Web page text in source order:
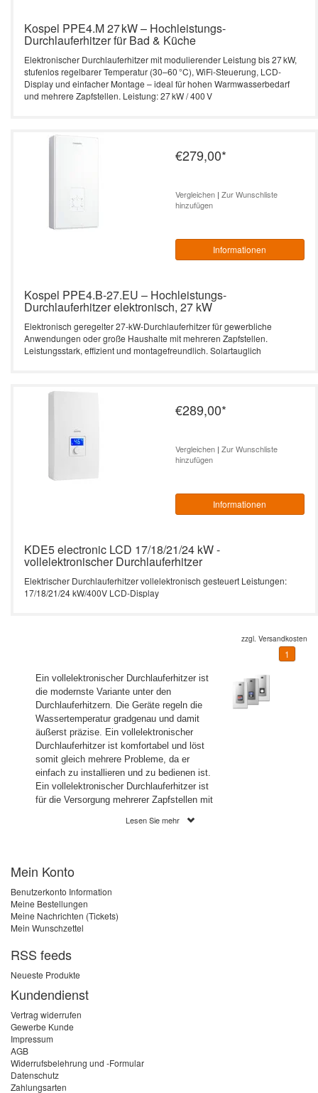
Kospel PPE4.M 27 kW – Hochleistungs-
Durchlauferhitzer für Bad & Küche
Elektronischer Durchlauferhitzer mit modulierender Leistung bis 27 kW,
stufenlos regelbarer Temperatur (30–60 °C), WiFi-Steuerung, LCD-
Display und einfacher Montage – ideal für hohen Warmwasserbedarf
und mehrere Zapfstellen. Leistung: 27 kW / 400 V
€279,00*
Vergleichen| Zur Wunschliste
hinzufügen
Informationen
Kospel PPE4.B-27.EU – Hochleistungs-
Durchlauferhitzer elektronisch, 27 kW
Elektronisch geregelter 27-kW-Durchlauferhitzer für gewerbliche
Anwendungen oder große Haushalte mit mehreren Zapfstellen.
Leistungsstark, effizient und montagefreundlich. Solartauglich
€289,00*
Vergleichen| Zur Wunschliste
hinzufügen
Informationen
KDE5 electronic LCD 17/18/21/24 kW -
vollelektronischer Durchlauferhitzer
Elektrischer Durchlauferhitzer vollelektronisch gesteuert Leistungen:
17/18/21/24 kW/400V LCD-Display
zzgl. Versandkosten
1
Ein vollelektronischer Durchlauferhitzer ist
die modernste Variante unter den
Durchlauferhitzern. Die Geräte regeln die
Wassertemperatur gradgenau und damit
äußerst präzise. Ein vollelektronischer
Durchlauferhitzer ist komfortabel und löst
somit gleich mehrere Probleme, da er
einfach zu installieren und zu bedienen ist.
Ein vollelektronischer Durchlauferhitzer ist
für die Versorgung mehrerer Zapfstellen mit
Ein vollelektronischer
Temperatur gradgenau
Wenn ein vollelektronischer Durchlauferhitzer
Temperaturschwankungen der Vergangenheit
an. Die Wassertemperatur kann zwischen 30
werden. Dank des Verbrühungsschutzes
kann die Maximaltemperatur begrenzt
werden. Dies kann beispielsweise dann
sinnvoll sein, wenn Kleinkinder oder
leben. Viele Geräte verfügen über eine
dimmbare LCD-Anzeige, auf der Ein- und
Lesen Sie mehr
Mein Konto
Benutzerkonto Information
Meine Bestellungen
Meine Nachrichten (Tickets)
Mein Wunschzettel
RSS feeds
Neueste Produkte
Kundendienst
Vertrag widerrufen
Gewerbe Kunde
Impressum
AGB
Widerrufsbelehrung und -Formular
Datenschutz
Zahlungsarten